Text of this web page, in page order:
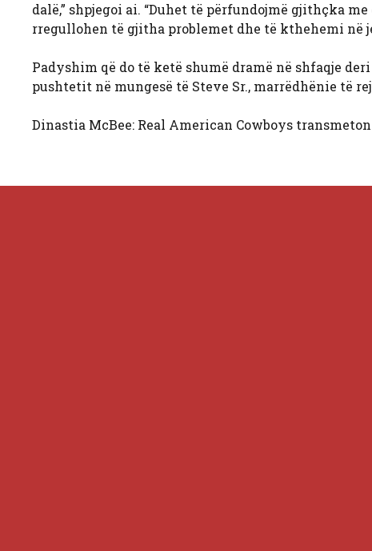
dalë,” shpjegoi ai. “Duhet të përfundojmë gjithçka
rregullohen të gjitha problemet dhe të kthehemi në
Padyshim që do të ketë shumë dramë në shfaqje
pushtetit në mungesë të Steve Sr., marrëdhënie të
Dinastia McBee: Real American Cowboys